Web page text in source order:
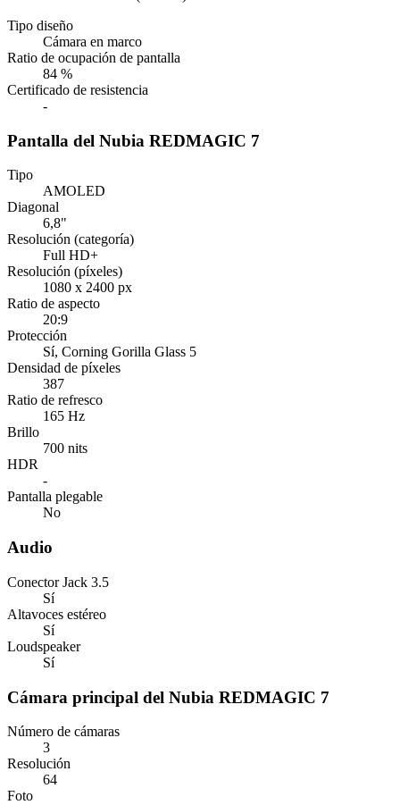
Tipo diseño
Cámara en marco
Ratio de ocupación de pantalla
84 %
Certificado de resistencia
-
Pantalla del Nubia REDMAGIC 7
Tipo
AMOLED
Diagonal
6,8"
Resolución (categoría)
Full HD+
Resolución (píxeles)
1080 x 2400 px
Ratio de aspecto
20:9
Protección
Sí, Corning Gorilla Glass 5
Densidad de píxeles
387
Ratio de refresco
165 Hz
Brillo
700 nits
HDR
-
Pantalla plegable
No
Audio
Conector Jack 3.5
Sí
Altavoces estéreo
Sí
Loudspeaker
Sí
Cámara principal del Nubia REDMAGIC 7
Número de cámaras
3
Resolución
64
Foto